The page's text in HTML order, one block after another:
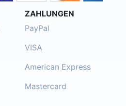
ZAHLUNGEN
PayPal
VISA
American Express
Mastercard